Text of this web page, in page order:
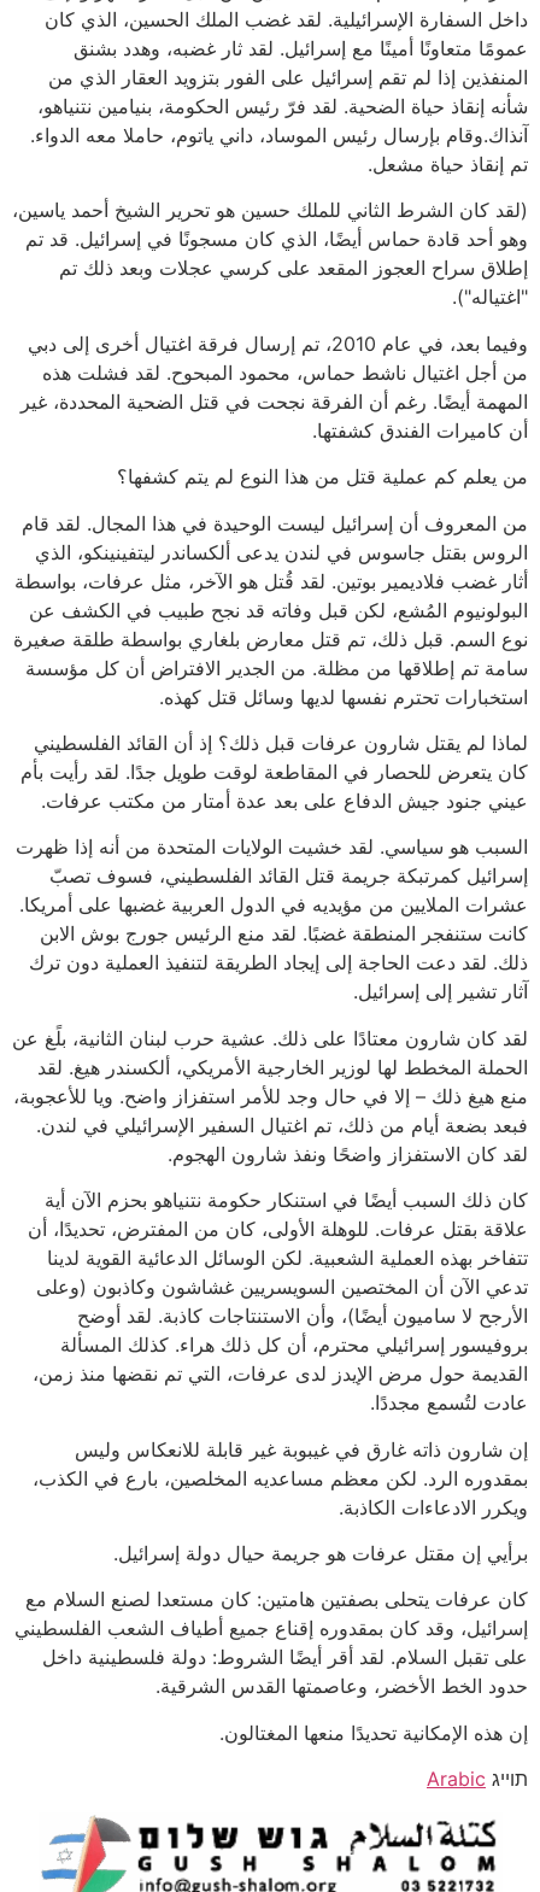
داخل السفارة الإسرائيلية. لقد غضب الملك الحسين، الذي كان
عمومًا متعاونًا أمينًا مع إسرائيل. لقد ثار غضبه، وهدد بشنق
المنفذين إذا لم تقم إسرائيل على الفور بتزويد العقار الذي من
شأنه إنقاذ حياة الضحية. لقد فرّ رئيس الحكومة، بنيامين نتنياهو،
آنذاك.وقام بإرسال رئيس الموساد، داني ياتوم، حاملا معه الدواء.
تم إنقاذ حياة مشعل.
(لقد كان الشرط الثاني للملك حسين هو تحرير الشيخ أحمد ياسين،
وهو أحد قادة حماس أيضًا، الذي كان مسجونًا في إسرائيل. قد تم
إطلاق سراح العجوز المقعد على كرسي عجلات وبعد ذلك تم
"اغتياله").
وفيما بعد، في عام 2010، تم إرسال فرقة اغتيال أخرى إلى دبي
من أجل اغتيال ناشط حماس، محمود المبحوح. لقد فشلت هذه
المهمة أيضًا. رغم أن الفرقة نجحت في قتل الضحية المحددة، غير
أن كاميرات الفندق كشفتها.
من يعلم كم عملية قتل من هذا النوع لم يتم كشفها؟
من المعروف أن إسرائيل ليست الوحيدة في هذا المجال. لقد قام
الروس بقتل جاسوس في لندن يدعى ألكساندر ليتفينينكو، الذي
أثار غضب فلاديمير بوتين. لقد قُتل هو الآخر، مثل عرفات، بواسطة
البولونيوم المُشع، لكن قبل وفاته قد نجح طبيب في الكشف عن
نوع السم. قبل ذلك، تم قتل معارض بلغاري بواسطة طلقة صغيرة
سامة تم إطلاقها من مظلة. من الجدير الافتراض أن كل مؤسسة
استخبارات تحترم نفسها لديها وسائل قتل كهذه.
لماذا لم يقتل شارون عرفات قبل ذلك؟ إذ أن القائد الفلسطيني
كان يتعرض للحصار في المقاطعة لوقت طويل جدًا. لقد رأيت بأم
عيني جنود جيش الدفاع على بعد عدة أمتار من مكتب عرفات.
السبب هو سياسي. لقد خشيت الولايات المتحدة من أنه إذا ظهرت
إسرائيل كمرتبكة جريمة قتل القائد الفلسطيني، فسوف تصبّ
عشرات الملايين من مؤيديه في الدول العربية غضبها على أمريكا.
كانت ستنفجر المنطقة غضبًا. لقد منع الرئيس جورج بوش الابن
ذلك. لقد دعت الحاجة إلى إيجاد الطريقة لتنفيذ العملية دون ترك
آثار تشير إلى إسرائيل.
لقد كان شارون معتادًا على ذلك. عشية حرب لبنان الثانية، بلًغ عن
الحملة المخطط لها لوزير الخارجية الأمريكي، ألكسندر هيغ. لقد
منع هيغ ذلك – إلا في حال وجد للأمر استفزاز واضح. ويا للأعجوبة،
فبعد بضعة أيام من ذلك، تم اغتيال السفير الإسرائيلي في لندن.
لقد كان الاستفزاز واضحًا ونفذ شارون الهجوم.
كان ذلك السبب أيضًا في استنكار حكومة نتنياهو بحزم الآن أية
علاقة بقتل عرفات. للوهلة الأولى، كان من المفترض، تحديدًا، أن
تتفاخر بهذه العملية الشعبية. لكن الوسائل الدعائية القوية لدينا
تدعي الآن أن المختصين السويسريين غشاشون وكاذبون (وعلى
الأرجح لا ساميون أيضًا)، وأن الاستنتاجات كاذبة. لقد أوضح
بروفيسور إسرائيلي محترم، أن كل ذلك هراء. كذلك المسألة
القديمة حول مرض الإيدز لدى عرفات، التي تم نقضها منذ زمن،
عادت لتُسمع مجددًا.
إن شارون ذاته غارق في غيبوبة غير قابلة للانعكاس وليس
بمقدوره الرد. لكن معظم مساعديه المخلصين، بارع في الكذب،
ويكرر الادعاءات الكاذبة.
برأيي إن مقتل عرفات هو جريمة حيال دولة إسرائيل.
كان عرفات يتحلى بصفتين هامتين: كان مستعدا لصنع السلام مع
إسرائيل، وقد كان بمقدوره إقناع جميع أطياف الشعب الفلسطيني
على تقبل السلام. لقد أقر أيضًا الشروط: دولة فلسطينية داخل
حدود الخط الأخضر، وعاصمتها القدس الشرقية.
إن هذه الإمكانية تحديدًا منعها المغتالون.
תוייג Arabic